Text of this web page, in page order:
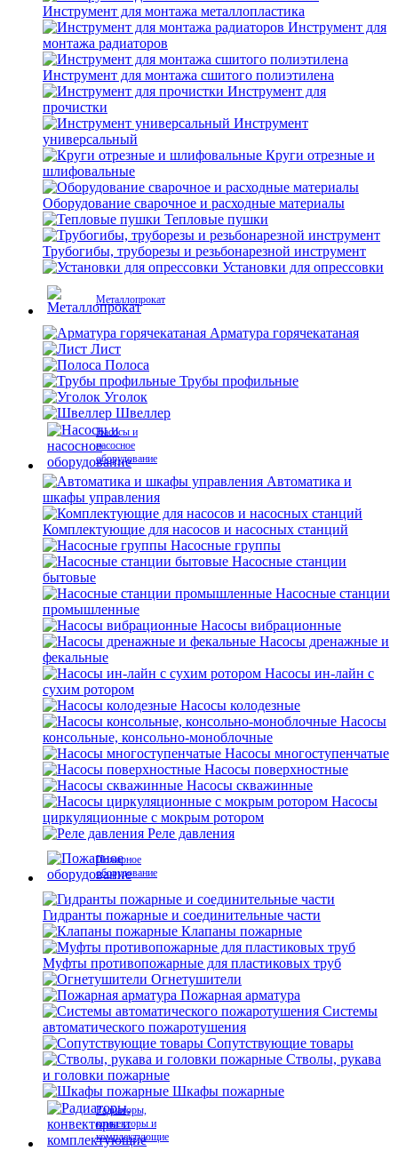
Инструмент для монтажа металлопластика
Инструмент для
монтажа радиаторов
Инструмент для монтажа сшитого полиэтилена
Инструмент для
прочистки
Инструмент
универсальный
Круги отрезные и
шлифовальные
Оборудование сварочное и расходные материалы
Тепловые пушки
Трубогибы, труборезы и резьбонарезной инструмент
Установки для опрессовки
Металлопрокат
Арматура горячекатаная
Лист
Полоса
Трубы профильные
Уголок
Швеллер
Насосы и
насосное
оборудование
Автоматика и
шкафы управления
Комплектующие для насосов и насосных станций
Насосные группы
Насосные станции
бытовые
Насосные станции
промышленные
Насосы вибрационные
Насосы дренажные и
фекальные
Насосы ин-лайн с
сухим ротором
Насосы колодезные
Насосы
консольные, консольно-моноблочные
Насосы многоступенчатые
Насосы поверхностные
Насосы скважинные
Насосы
циркуляционные с мокрым ротором
Реле давления
Пожарное
оборудование
Гидранты пожарные и соединительные части
Клапаны пожарные
Муфты противопожарные для пластиковых труб
Огнетушители
Пожарная арматура
Системы
автоматического пожаротушения
Сопутствующие товары
Стволы, рукава
и головки пожарные
Шкафы пожарные
Радиаторы,
конвекторы и
комплектующие